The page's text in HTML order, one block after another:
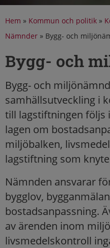
Hem » Kommun och politik »
Nämnder » Bygg- och
Bygg- och
Bygg- och
samhällsutveckling i
till lagstiftningen följs
lagen om
miljöbalken,
lagstiftning som
Nämnden ansvarar
bygglov,
bostadsanpassning.
av ärenden inom
livsmedelskontroll